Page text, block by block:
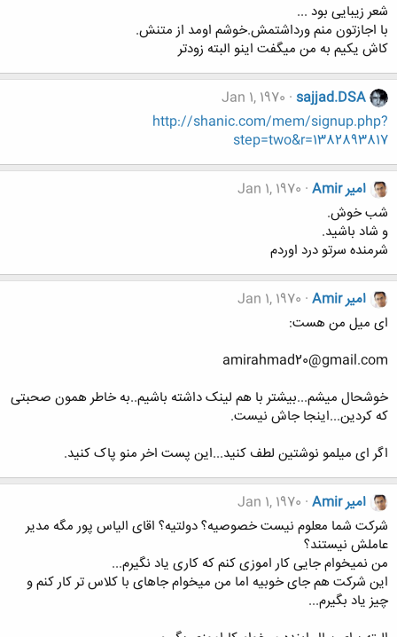
شعر زیبایی بود ...
با اجازتون منم ورداشتمش.خوشم اومد از متنش.
کاش یکیم به من میگفت اینو البته زودتر
sajjad.DSA
Jan 1, 1970
http://shanic.com/mem/signup.php?
step=two&r=1382893817
امیر Amir
Jan 1, 1970
شب خوش.
و شاد باشید.
شرمنده سرتو درد اوردم
امیر Amir
Jan 1, 1970
ای میل من هست:
amirahmad20@gmail.com
خوشحال میشم...بیشتر با هم لینک داشته باشیم..به خاطر همون صحبتی
که کردین...اینجا جاش نیست.
اگر ای میلمو نوشتین لطف کنید...این پست اخر منو پاک کنید.
امیر Amir
Jan 1, 1970
شرکت شما معلوم نیست خصوصیه؟ دولتیه؟ اقای الیاس پور مگه مدیر
عاملش نیستند؟
من نمیخوام جایی کار اموزی کنم که کاری یاد نگیرم...
این شرکت هم جای خوبیه اما من میخوام جاهای با کلاس تر کار کنم و
چیز یاد بگیرم...